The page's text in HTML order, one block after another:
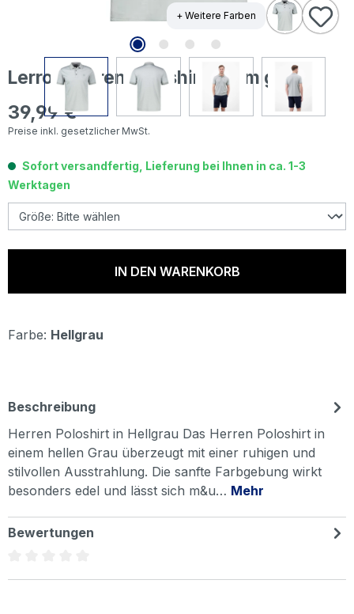
+ Weitere Farben
Lerros Herren Poloshirt storm grey
Regulärer Preis:
39,99 €
Preise inkl. gesetzlicher MwSt.
Sofort versandfertig, Lieferung bei Ihnen in ca. 1-3
Werktagen
IN DEN WARENKORB
Farbe: Hellgrau
Beschreibung
Herren Poloshirt in Hellgrau Das Herren Poloshirt in
einem hellen Grau überzeugt mit einer ruhigen und
stilvollen Ausstrahlung. Die sanfte Farbgebung wirkt
besonders edel und lässt sich m&u… Mehr
Bewertungen